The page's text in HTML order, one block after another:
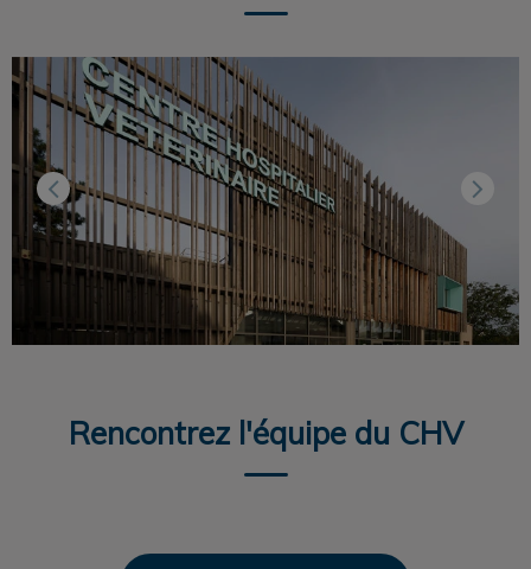
Rencontrez l'équipe du CHV